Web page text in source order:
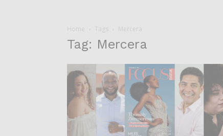
Home Tags Mercera
Tag: Mercera